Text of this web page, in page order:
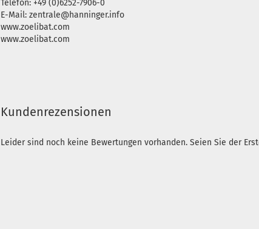
Telefon: +49 (0)6252-7906-0
E-Mail: zentrale@hanninger.info
www.zoelibat.com
www.zoelibat.com
Kundenrezensionen
Leider sind noch keine Bewertungen vorhanden. Seien Sie der